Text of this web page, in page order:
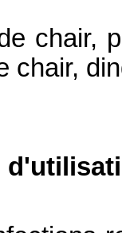
chair,
chair,